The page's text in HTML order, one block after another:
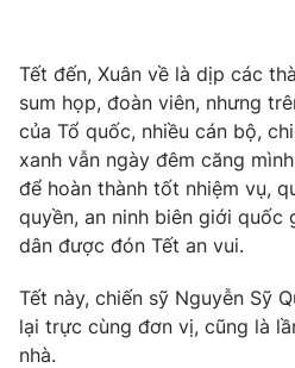
Thế giới đó đây
Câu chuyện quốc tế
Tài chính
Thị trường
Góc doanh nghiệp
Dữ liệu và đời sống
Truyền hình
Phim VTV
Hậu trường
Nhân vật
Giải trí
Điện ảnh
Âm nhạc
Đời sống
Tết đến, Xuân về là dịp các
sum họp, đoàn viên, nhưng
của Tổ quốc, nhiều cán bộ,
xanh vẫn ngày đêm căng
để hoàn thành tốt nhiệm vụ,
quyền, an ninh biên giới quốc
dân được đón Tết an vui.
Tết này, chiến sỹ Nguyễn Sỹ
lại trực cùng đơn vị, cũng là
nhà.